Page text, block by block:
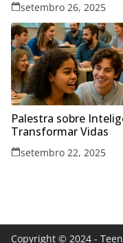
setembro 26, 2025
Palestra sobre
Transformar Vidas
setembro 22, 2025
Copyright © 2024 -